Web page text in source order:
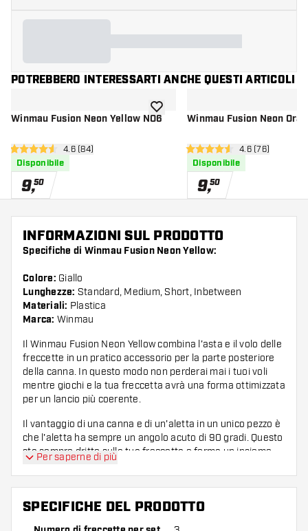
POTREBBERO INTERESSARTI ANCHE QUESTI ARTICOLI
Winmau Fusion Neon Yellow NO6
apri pannello recensioni
4.6 stelle di valutazione
4.6 (84)
Disponibile
9,50
aggiungi alla lista dei desideri
Winmau Fusion Neon
apri pannello
4.6 stelle di valutazione
4.6 (76)
Disponibile
9,50
INFORMAZIONI SUL PRODOTTO
Specifiche di Winmau Fusion Neon Yellow:
Colore: Giallo
Lunghezze: Standard, Medium, Short, Inbetween
Materiali: Plastica
Marca: Winmau
Il Winmau Fusion Neon Yellow combina l'asta e il volo delle
freccette in un pratico accessorio per la parte posteriore
della canna. In questo modo non perderai mai i tuoi voli
mentre giochi e la tua freccetta avrà una forma ottimizzata
per un lancio più coerente.
Il vantaggio di una canna e di un'aletta in un unico pezzo è
che l'aletta ha sempre un angolo acuto di 90 gradi. Questo
sta sempre dritto sulla tua freccetta e forma un insieme
più aerodinamico rispetto ad una normale canna con
aletta.
Grazie alla filettatura puoi avvitare facilmente il Winmau
Per saperne di più
SPECIFICHE DEL PRODOTTO